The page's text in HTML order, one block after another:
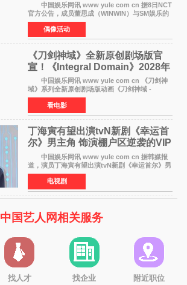
中国娱乐网讯 www yule com cn 据8日NCT
官方公告，成员董思成（WINWIN）与SM娱乐的
专属合约将于2026年7月9日正式到期。随着合约
期满，董思成也将结束所有与NCT相关的团体活
动，正式告别十年S
偶像活动
《刀剑神域》全新原创剧场版官
宣！《Integral Domain》2028年
上映
中国娱乐网讯 www yule com cn 《刀剑神
域》系列全新原创剧场版动画《刀剑神域 -
Integral Domain-》于近日正式宣布将于2028年
在日本上映。这是继2017年《序列之争》之后，
该系列时隔11年
看电影
丁海寅有望出演tvN新剧《幸运首
尔》男主角 饰演棚户区逆袭的VIP
经纪人
中国娱乐网讯 www yule com cn 据韩媒报
道，演员丁海寅有望出演tvN新剧《幸运首尔》男
主角，引发观众期待。 丁海寅在剧中饰演权
伊安一角——一位从棚户区最年轻的经营者逆袭
成为VIP高级住
电视剧
中国艺人网相关服务
找人才 找企业 附近职位